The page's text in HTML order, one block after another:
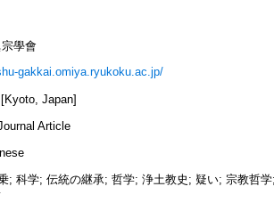
學會
gakkai.omiya.ryukoku.ac.jp/
Japan]
Article
; 科学; 伝統の継承; 哲学; 浄土教史; 疑い; 宗教哲